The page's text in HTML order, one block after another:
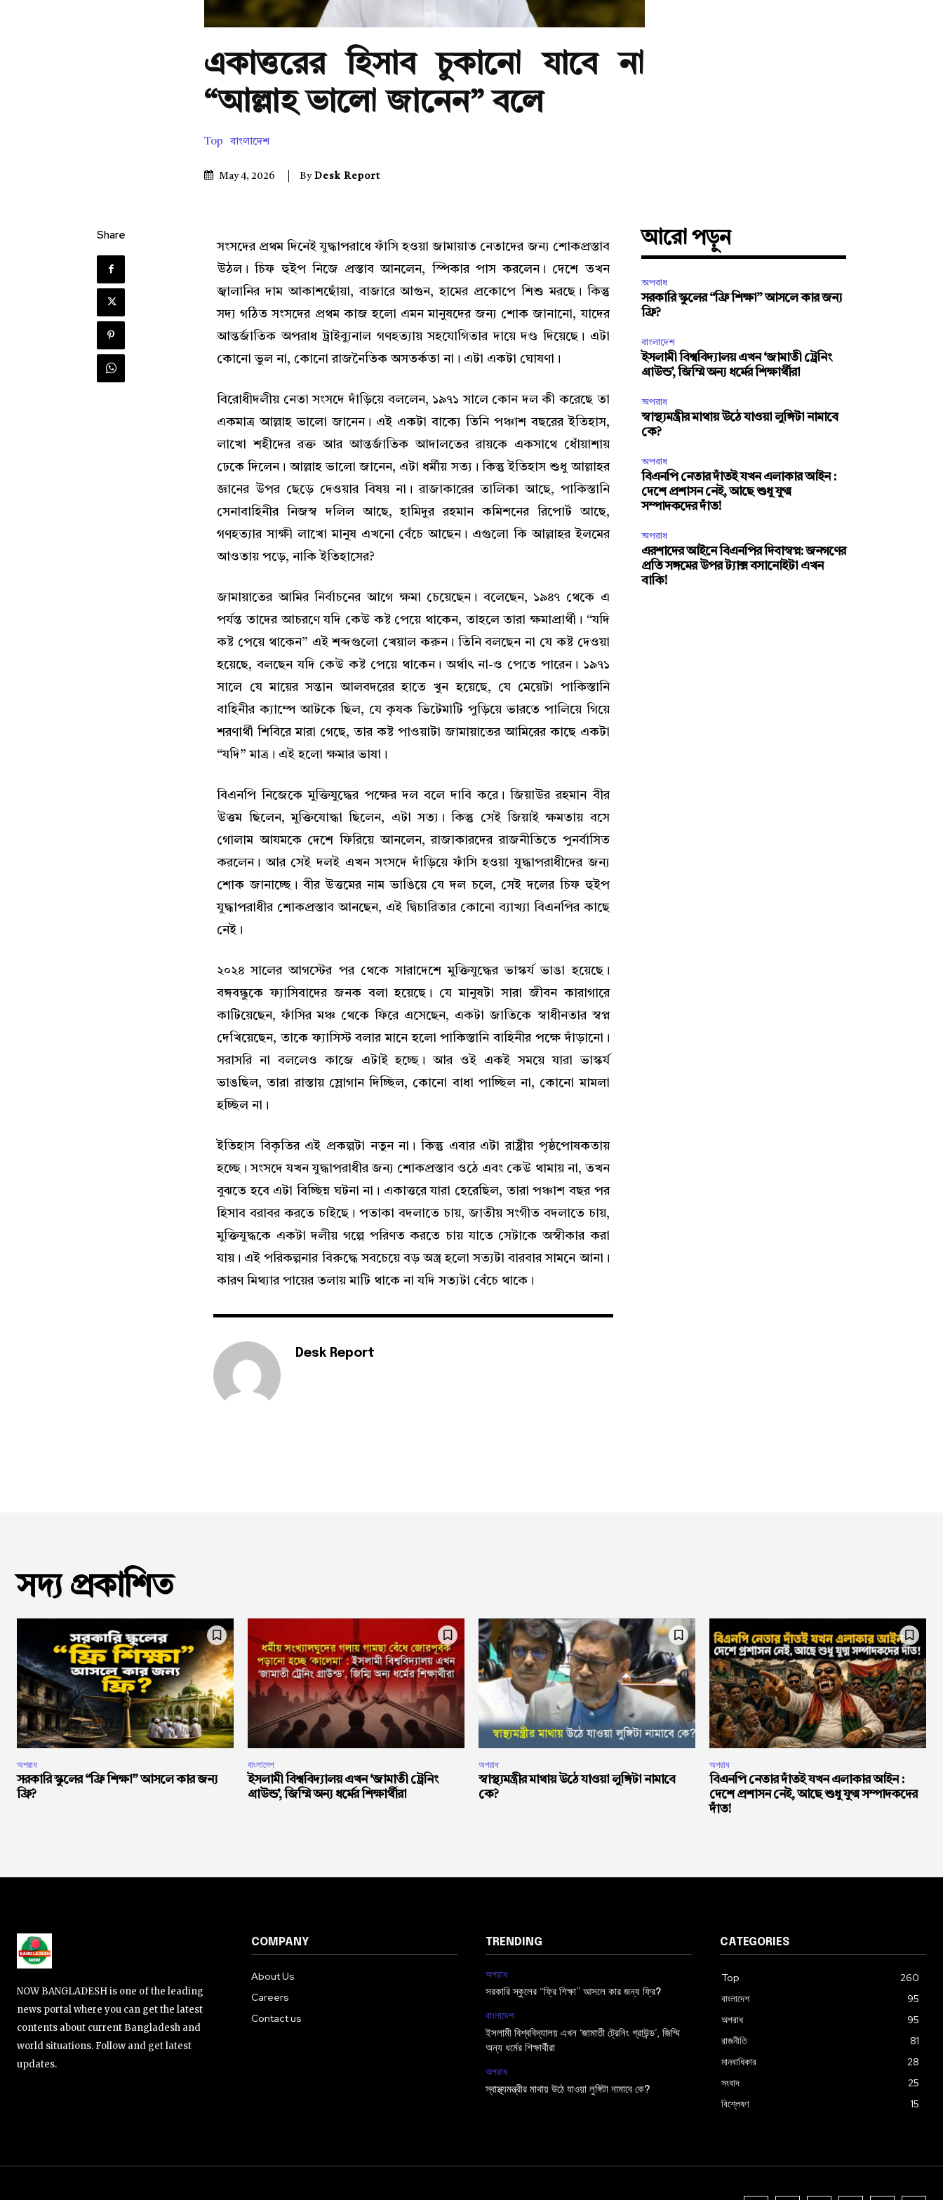
একাত্তরের হিসাব চুকানো যাবে না
“আল্লাহ ভালো জানেন” বলে
Top বাংলাদেশ
May 4, 2026 By Desk Report
Share
সংসদের প্রথম দিনেই যুদ্ধাপরাধে ফাঁসি হওয়া জামায়াত নেতাদের জন্য শোকপ্রস্তাব
উঠল। চিফ হুইপ নিজে প্রস্তাব আনলেন, স্পিকার পাস করলেন। দেশে তখন
জ্বালানির দাম আকাশছোঁয়া, বাজারে আগুন, হামের প্রকোপে শিশু মরছে। কিন্তু
সদ্য গঠিত সংসদের প্রথম কাজ হলো এমন মানুষদের জন্য শোক জানানো, যাদের
আন্তর্জাতিক অপরাধ ট্রাইব্যুনাল গণহত্যায় সহযোগিতার দায়ে দণ্ড দিয়েছে। এটা
কোনো ভুল না, কোনো রাজনৈতিক অসতর্কতা না। এটা একটা ঘোষণা।
বিরোধীদলীয় নেতা সংসদে দাঁড়িয়ে বললেন, ১৯৭১ সালে কোন দল কী করেছে তা
একমাত্র আল্লাহ ভালো জানেন। এই একটা বাক্যে তিনি পঞ্চাশ বছরের ইতিহাস,
লাখো শহীদের রক্ত আর আন্তর্জাতিক আদালতের রায়কে একসাথে ধোঁয়াশায়
ঢেকে দিলেন। আল্লাহ ভালো জানেন, এটা ধর্মীয় সত্য। কিন্তু ইতিহাস শুধু আল্লাহর
জ্ঞানের উপর ছেড়ে দেওয়ার বিষয় না। রাজাকারের তালিকা আছে, পাকিস্তানি
সেনাবাহিনীর নিজস্ব দলিল আছে, হামিদুর রহমান কমিশনের রিপোর্ট আছে,
গণহত্যার সাক্ষী লাখো মানুষ এখনো বেঁচে আছেন। এগুলো কি আল্লাহর ইলমের
আওতায় পড়ে, নাকি ইতিহাসের?
জামায়াতের আমির নির্বাচনের আগে ক্ষমা চেয়েছেন। বলেছেন, ১৯৪৭ থেকে এ
পর্যন্ত তাদের আচরণে যদি কেউ কষ্ট পেয়ে থাকেন, তাহলে তারা ক্ষমাপ্রার্থী। “যদি
কষ্ট পেয়ে থাকেন” এই শব্দগুলো খেয়াল করুন। তিনি বলছেন না যে কষ্ট দেওয়া
হয়েছে, বলছেন যদি কেউ কষ্ট পেয়ে থাকেন। অর্থাৎ না-ও পেতে পারেন। ১৯৭১
সালে যে মায়ের সন্তান আলবদরের হাতে খুন হয়েছে, যে মেয়েটা পাকিস্তানি
বাহিনীর ক্যাম্পে আটকে ছিল, যে কৃষক ভিটেমাটি পুড়িয়ে ভারতে পালিয়ে গিয়ে
শরণার্থী শিবিরে মারা গেছে, তার কষ্ট পাওয়াটা জামায়াতের আমিরের কাছে একটা
“যদি” মাত্র। এই হলো ক্ষমার ভাষা।
বিএনপি নিজেকে মুক্তিযুদ্ধের পক্ষের দল বলে দাবি করে। জিয়াউর রহমান বীর
উত্তম ছিলেন, মুক্তিযোদ্ধা ছিলেন, এটা সত্য। কিন্তু সেই জিয়াই ক্ষমতায় বসে
গোলাম আযমকে দেশে ফিরিয়ে আনলেন, রাজাকারদের রাজনীতিতে পুনর্বাসিত
করলেন। আর সেই দলই এখন সংসদে দাঁড়িয়ে ফাঁসি হওয়া যুদ্ধাপরাধীদের জন্য
শোক জানাচ্ছে। বীর উত্তমের নাম ভাঙিয়ে যে দল চলে, সেই দলের চিফ হুইপ
যুদ্ধাপরাধীর শোকপ্রস্তাব আনছেন, এই দ্বিচারিতার কোনো ব্যাখ্যা বিএনপির কাছে
নেই।
২০২৪ সালের আগস্টের পর থেকে সারাদেশে মুক্তিযুদ্ধের ভাস্কর্য ভাঙা হয়েছে।
বঙ্গবন্ধুকে ফ্যাসিবাদের জনক বলা হয়েছে। যে মানুষটা সারা জীবন কারাগারে
কাটিয়েছেন, ফাঁসির মঞ্চ থেকে ফিরে এসেছেন, একটা জাতিকে স্বাধীনতার স্বপ্ন
দেখিয়েছেন, তাকে ফ্যাসিস্ট বলার মানে হলো পাকিস্তানি বাহিনীর পক্ষে দাঁড়ানো।
সরাসরি না বললেও কাজে এটাই হচ্ছে। আর ওই একই সময়ে যারা ভাস্কর্য
ভাঙছিল, তারা রাস্তায় স্লোগান দিচ্ছিল, কোনো বাধা পাচ্ছিল না, কোনো মামলা
হচ্ছিল না।
ইতিহাস বিকৃতির এই প্রকল্পটা নতুন না। কিন্তু এবার এটা রাষ্ট্রীয় পৃষ্ঠপোষকতায়
হচ্ছে। সংসদে যখন যুদ্ধাপরাধীর জন্য শোকপ্রস্তাব ওঠে এবং কেউ থামায় না, তখন
বুঝতে হবে এটা বিচ্ছিন্ন ঘটনা না। একাত্তরে যারা হেরেছিল, তারা পঞ্চাশ বছর পর
হিসাব বরাবর করতে চাইছে। পতাকা বদলাতে চায়, জাতীয় সংগীত বদলাতে চায়,
মুক্তিযুদ্ধকে একটা দলীয় গল্পে পরিণত করতে চায় যাতে সেটাকে অস্বীকার করা
যায়। এই পরিকল্পনার বিরুদ্ধে সবচেয়ে বড় অস্ত্র হলো সত্যটা বারবার সামনে আনা।
কারণ মিথ্যার পায়ের তলায় মাটি থাকে না যদি সত্যটা বেঁচে থাকে।
Desk Report
আরো পড়ুন
অপরাধ
সরকারি স্কুলের “ফ্রি শিক্ষা” আসলে কার জন্য
ফ্রি?
বাংলাদেশ
ইসলামী বিশ্ববিদ্যালয় এখন ‘জামাতী ট্রেনিং
গ্রাউন্ড’, জিম্মি অন্য ধর্মের শিক্ষার্থীরা
অপরাধ
স্বাস্থ্যমন্ত্রীর মাথায় উঠে যাওয়া লুঙ্গিটা নামাবে
কে?
অপরাধ
বিএনপি নেতার দাঁতই যখন এলাকার আইন :
দেশে প্রশাসন নেই, আছে শুধু যুগ্ম
সম্পাদকদের দাঁত!
অপরাধ
এরশাদের আইনে বিএনপির দিবাস্বপ্ন: জনগণের
প্রতি সঙ্গমের উপর ট্যাক্স বসানোইটা এখন
বাকি!
সদ্য প্রকাশিত
অপরাধ
সরকারি স্কুলের “ফ্রি শিক্ষা” আসলে কার জন্য
ফ্রি?
বাংলাদেশ
ইসলামী বিশ্ববিদ্যালয় এখন ‘জামাতী ট্রেনিং
গ্রাউন্ড’, জিম্মি অন্য ধর্মের শিক্ষার্থীরা
অপরাধ
স্বাস্থ্যমন্ত্রীর মাথায় উঠে যাওয়া লুঙ্গিটা নামাবে
কে?
অপরাধ
বিএনপি নেতার দাঁতই যখন এলাকার আইন :
দেশে প্রশাসন নেই, আছে শুধু যুগ্ম সম্পাদকদের
দাঁত!
NOW BANGLADESH is one of the leading
news portal where you can get the latest
contents about current Bangladesh and
world situations. Follow and get latest
updates.
COMPANY
About Us
Careers
Contact us
TRENDING
অপরাধ
সরকারি স্কুলের “ফ্রি শিক্ষা” আসলে কার জন্য ফ্রি?
বাংলাদেশ
ইসলামী বিশ্ববিদ্যালয় এখন ‘জামাতী ট্রেনিং গ্রাউন্ড’, জিম্মি
অন্য ধর্মের শিক্ষার্থীরা
অপরাধ
স্বাস্থ্যমন্ত্রীর মাথায় উঠে যাওয়া লুঙ্গিটা নামাবে কে?
CATEGORIES
Top
260
বাংলাদেশ
95
অপরাধ
95
রাজনীতি
81
মানবাধিকার
28
সংবাদ
25
বিশ্লেষণ
15